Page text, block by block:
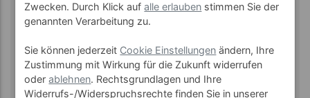
Igloo
Zwecken. Durch Klick aufalle erlauben stimmen Sie der
genannten Verarbeitung zu.
Sie können jederzeit Cookie Einstellungen ändern, Ihre
Zustimmung mit Wirkung für die Zukunft widerrufen
oderablehnen. Rechtsgrundlagen und Ihre
Widerrufs-/Widerspruchsrechte finden Sie in unserer